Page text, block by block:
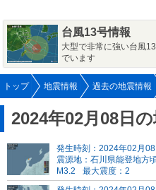
台風13号情報
大型で非常に強い台風
でいます
トップ 地震情報 過去の地震情報
2024年02月08日
発生時刻：2024年02月
震源地：石川県能登地方
M3.2
最大震度：2